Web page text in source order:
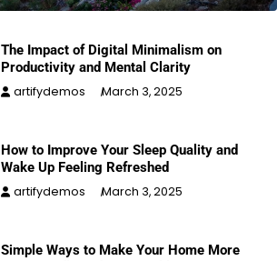
The Impact of Digital Minimalism on
Productivity and Mental Clarity
artifydemos March 3, 2025
How to Improve Your Sleep Quality and
Wake Up Feeling Refreshed
artifydemos March 3, 2025
Simple Ways to Make Your Home More